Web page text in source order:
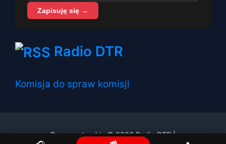
Zapisuję się →
Radio DTR
Komisja do spraw komisji
Prawa autorskie © 2026 Radio DTR |